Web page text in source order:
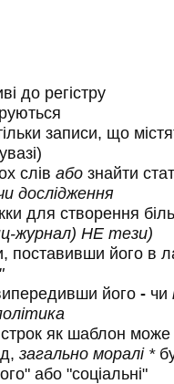
до регістру
записи, що
слів або знайти
дослідження
для створення
журнал) НЕ тези)
поставивши його в
його - чи
як шаблон може
загально моралі *
або "соціальні"